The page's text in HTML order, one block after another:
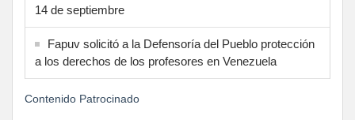
14 de septiembre
Fapuv solicitó a la Defensoría del Pueblo protección
a los derechos de los profesores en Venezuela
Contenido Patrocinado